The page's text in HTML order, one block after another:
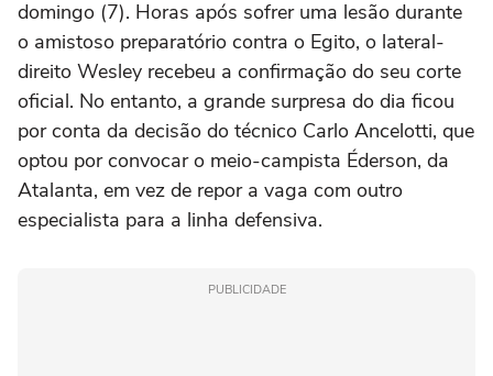
domingo (7). Horas após sofrer uma lesão durante
o amistoso preparatório contra o Egito, o lateral-
direito Wesley recebeu a confirmação do seu corte
oficial. No entanto, a grande surpresa do dia ficou
por conta da decisão do técnico Carlo Ancelotti, que
optou por convocar o meio-campista Éderson, da
Atalanta, em vez de repor a vaga com outro
especialista para a linha defensiva.
PUBLICIDADE